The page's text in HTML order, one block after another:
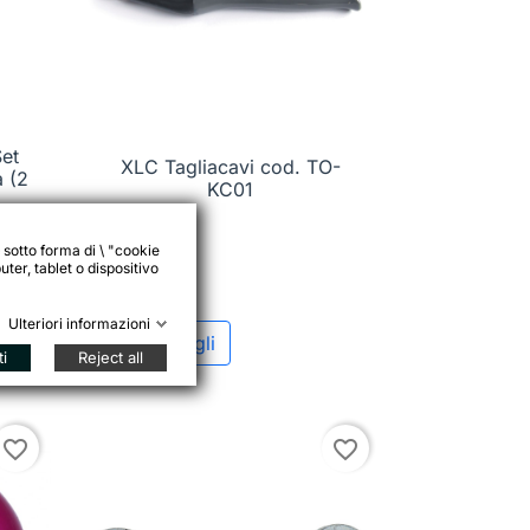
(2
 Anteprima
XLC Tagliacavi cod. TO-
KC01
Vedi dettagli
favorite_border favorite_border
sotto forma di \ "cookie
tablet o dispositivo
Ulteriori informazioni
Reject all